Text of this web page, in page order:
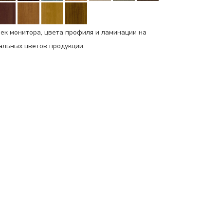
монитора, цвета профиля и ламинации на
цветов продукции.